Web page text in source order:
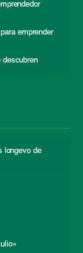
emprender
descubren
longevo de